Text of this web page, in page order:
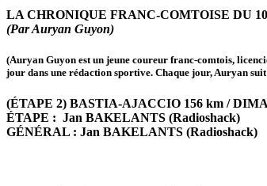
LA CHRONIQUE FRANC-COMTOISE DU
(Par Auryan Guyon)
(Auryan Guyon est un jeune coureur franc-comtois,
jour dans une rédaction sportive. Chaque jour, Auryan
(ÉTAPE 2) BASTIA-AJACCIO 156 km /
ÉTAPE : Jan BAKELANTS (Radioshack)
GÉNÉRAL : Jan BAKELANTS (Radioshack)